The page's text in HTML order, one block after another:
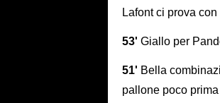
Lafont ci prova
53' Giallo per
51' Bella
pallone poco